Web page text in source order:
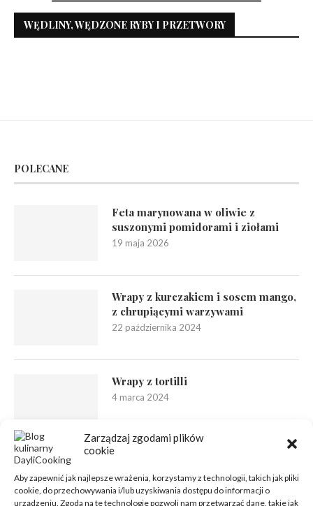
Zarządzaj zgodami plików
cookie
Aby zapewnić jak najlepsze wrażenia, korzystamy z technologii, takich jak pliki
cookie, do przechowywania i/lub uzyskiwania dostępu do informacji o
urządzeniu. Zgoda na te technologie pozwoli nam przetwarzać dane, takie jak
WĘDLINY, WĘDZONE RYBY I PRZETWORY
POLECANE
Feta marynowana w oliwie z
suszonymi pomidorami i ziołami
19 maja 2026
Wrapy z kurczakiem i sosem mango,
z chrupiącymi warzywami
22 października 2024
Wrapy z tortilli
4 marca 2024